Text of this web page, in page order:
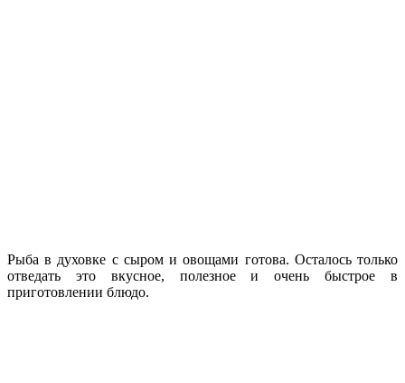
Рыба в духовке с сыром и овощами готова. Осталось только
отведать это вкусное, полезное и очень быстрое в
приготовлении блюдо.